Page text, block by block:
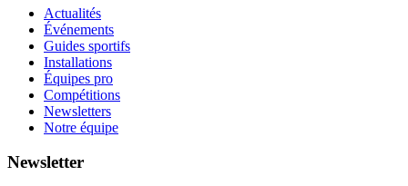
Actualités
Événements
Guides sportifs
Installations
Équipes pro
Compétitions
Newsletters
Notre équipe
Newsletter